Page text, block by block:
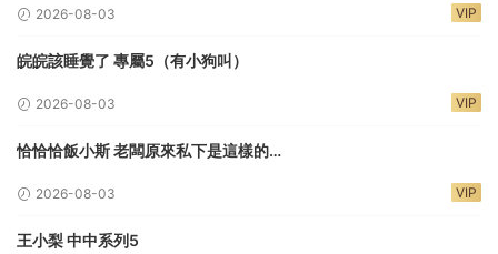
2026-08-03 VIP
皖皖該睡覺了 專屬5（有小狗叫）
2026-08-03 VIP
恰恰恰飯小斯 老闆原來私下是這樣的…
2026-08-03 VIP
王小梨 中中系列5